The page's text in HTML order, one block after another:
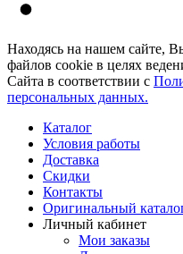
Находясь на нашем сайте,
файлов cookie в целях
Сайта в соответствии с
персональных данных.
Каталог
Условия работы
Доставка
Скидки
Контакты
Оригинальный
Личный кабинет
Мои заказы